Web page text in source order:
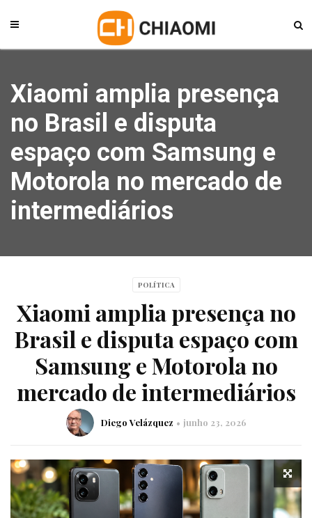
Xiaomi amplia presença
no Brasil e disputa
espaço com Samsung e
Motorola no mercado de
intermediários
POLÍTICA
Xiaomi amplia presença no
Brasil e disputa espaço com
Samsung e Motorola no
mercado de intermediários
Diego Velázquez junho 23, 2026